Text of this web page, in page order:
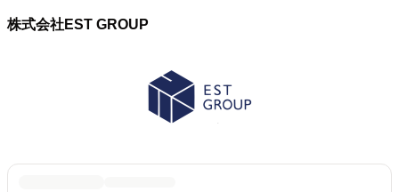
株式会社EST GROUP